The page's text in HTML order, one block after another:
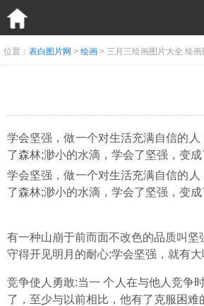
位置： 表白图片网 > 绘画 > 三月三绘画图片大全 绘画
学会坚强，做一个对生活充满自信的
了森林;渺小的水滴，学会了坚强，变
学会坚强，做一个对生活充满自信的
了森林;渺小的水滴，学会了坚强，变
有一种山崩于前而面不改色的品质叫
守得开见明月的耐心;学会坚强，就有大
竞争使人勇敢:当一 个人在与他人竞争
了，至少与以前相比，他有了克服困难